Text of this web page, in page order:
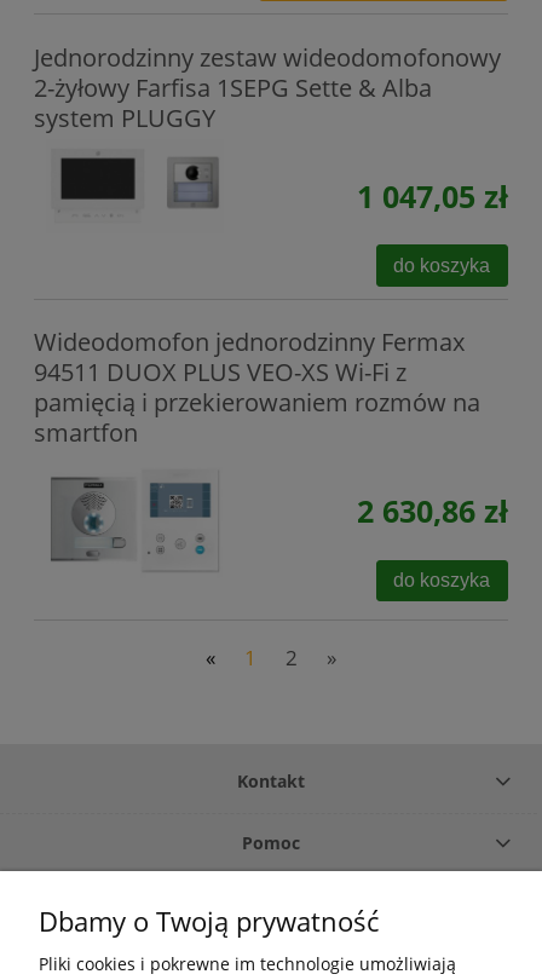
Jednorodzinny zestaw wideodomofonowy
2-żyłowy Farfisa 1SEPG Sette & Alba
system PLUGGY
1 047,05 zł
do koszyka
Wideodomofon jednorodzinny Fermax
94511 DUOX PLUS VEO-XS Wi-Fi z
pamięcią i przekierowaniem rozmów na
smartfon
2 630,86 zł
do koszyka
« 1 2 »
Kontakt
Pomoc
O firmie
Dbamy o Twoją prywatność
Pliki cookies i pokrewne im technologie umożliwiają